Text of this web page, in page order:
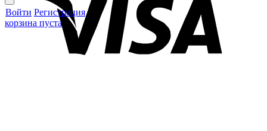
Войти Регистрация
корзина пуста